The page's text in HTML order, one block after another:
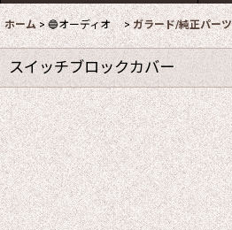
ホーム > 🔵オーディオ > ガラード/純正パーツ
スイッチブロックカバー